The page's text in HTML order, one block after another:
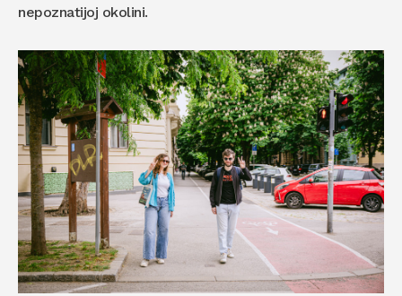
nepoznatijoj okolini.